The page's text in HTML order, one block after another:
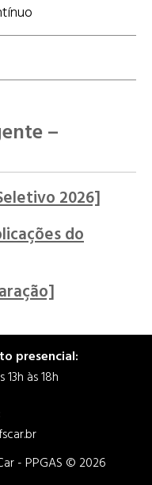
–
2026]
do
presencial:
às 18h
- PPGAS © 2026